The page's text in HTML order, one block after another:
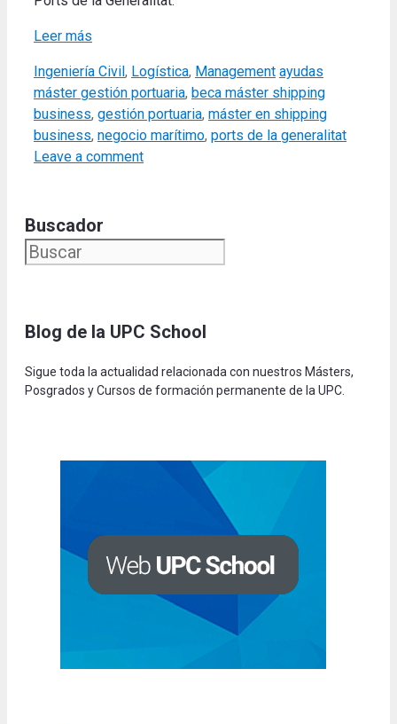
Leer más
Categories
Ingeniería Civil , Logística, Management Tags
ayudas
máster gestión portuaria, beca máster shipping
business, gestión portuaria, máster en shipping
business, negocio marítimo, ports de la generalitat
Leave a comment
Buscador
Blog de la UPC School
Sigue toda la actualidad relacionada con nuestros Másters,
Posgrados y Cursos de formación permanente de la UPC.